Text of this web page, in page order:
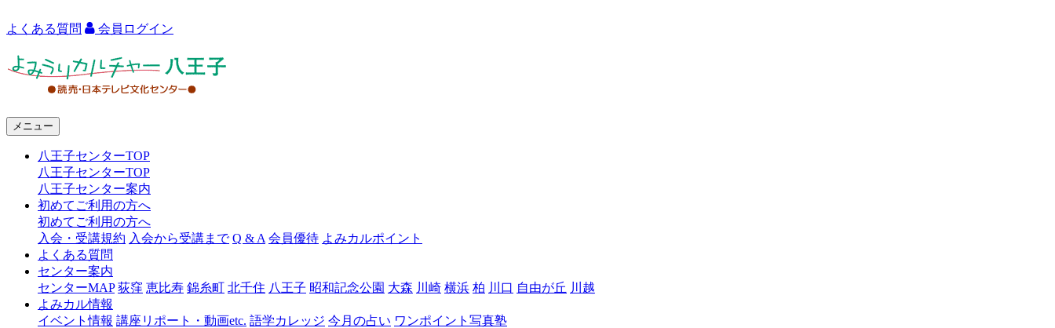
よくある質問 会員ログイン
ャ
八
王
メニュー
八王子センターTOP
八王子センターTOP
八王子センター案内
初めてご利用の方へ
初めてご利用の方へ
入会・受講規約 入会から受講まで Q & A 会員優待 よみカルポイント
よくある質問
センター案内
センターMAP 荻窪 恵比寿 錦糸町 北千住 八王子 昭和記念公園 大森 川崎 横浜 柏 川口 自由が丘 川越
よみカル情報
イベント情報 講座リポート・動画etc. 語学カレッジ 今月の占い ワンポイント写真塾